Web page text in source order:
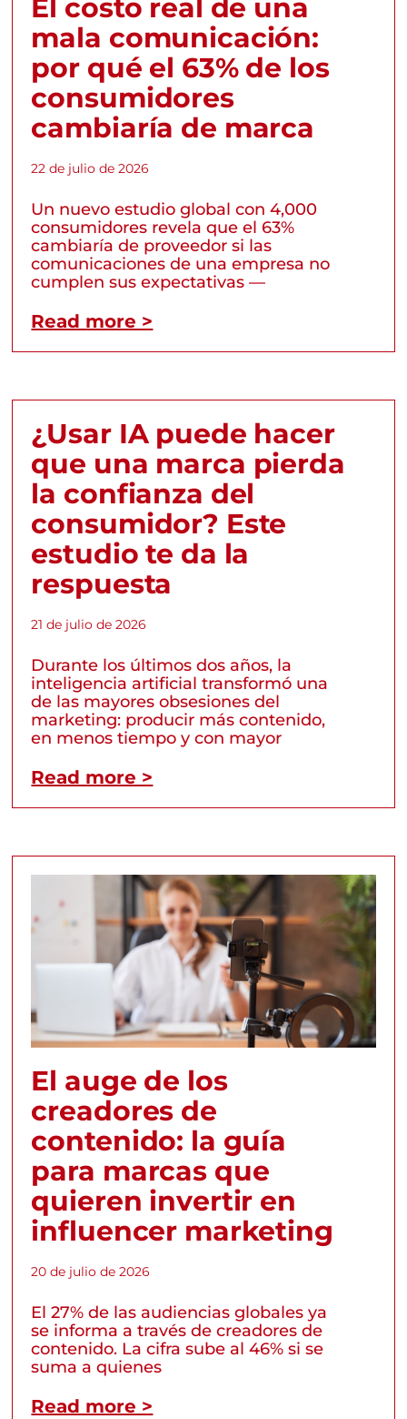
El costo real de una
mala comunicación:
por qué el 63% de los
consumidores
cambiaría de marca
22 de julio de 2026
Un nuevo estudio global con 4,000
consumidores revela que el 63%
cambiaría de proveedor si las
comunicaciones de una empresa no
cumplen sus expectativas —
Read more >
¿Usar IA puede hacer
que una marca pierda
la confianza del
consumidor? Este
estudio te da la
respuesta
21 de julio de 2026
Durante los últimos dos años, la
inteligencia artificial transformó una
de las mayores obsesiones del
marketing: producir más contenido,
en menos tiempo y con mayor
Read more >
El auge de los
creadores de
contenido: la guía
para marcas que
quieren invertir en
influencer marketing
20 de julio de 2026
El 27% de las audiencias globales ya
se informa a través de creadores de
contenido. La cifra sube al 46% si se
suma a quienes
Read more >